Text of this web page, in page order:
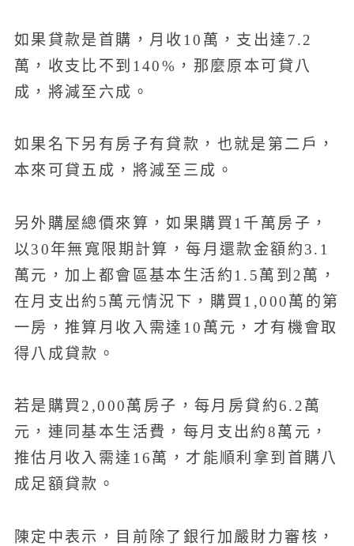
如果貸款是首購，月收10萬，支出達7.2
萬，收支比不到140%，那麼原本可貸八
成，將減至六成。
如果名下另有房子有貸款，也就是第二戶，
本來可貸五成，將減至三成。
另外購屋總價來算，如果購買1千萬房子，
以30年無寬限期計算，每月還款金額約3.1
萬元，加上都會區基本生活約1.5萬到2萬，
在月支出約5萬元情況下，購買1,000萬的第
一房，推算月收入需達10萬元，才有機會取
得八成貸款。
若是購買2,000萬房子，每月房貸約6.2萬
元，連同基本生活費，每月支出約8萬元，
推估月收入需達16萬，才能順利拿到首購八
成足額貸款。
陳定中表示，目前除了銀行加嚴財力審核，